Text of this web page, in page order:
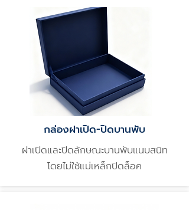
กล่องฝาเปิด-ปิดบานพับ
ฝาเปิดและปิดลักษณะบานพับแนบสนิท
โดยไม่ใช้แม่เหล็กปิดล็อค